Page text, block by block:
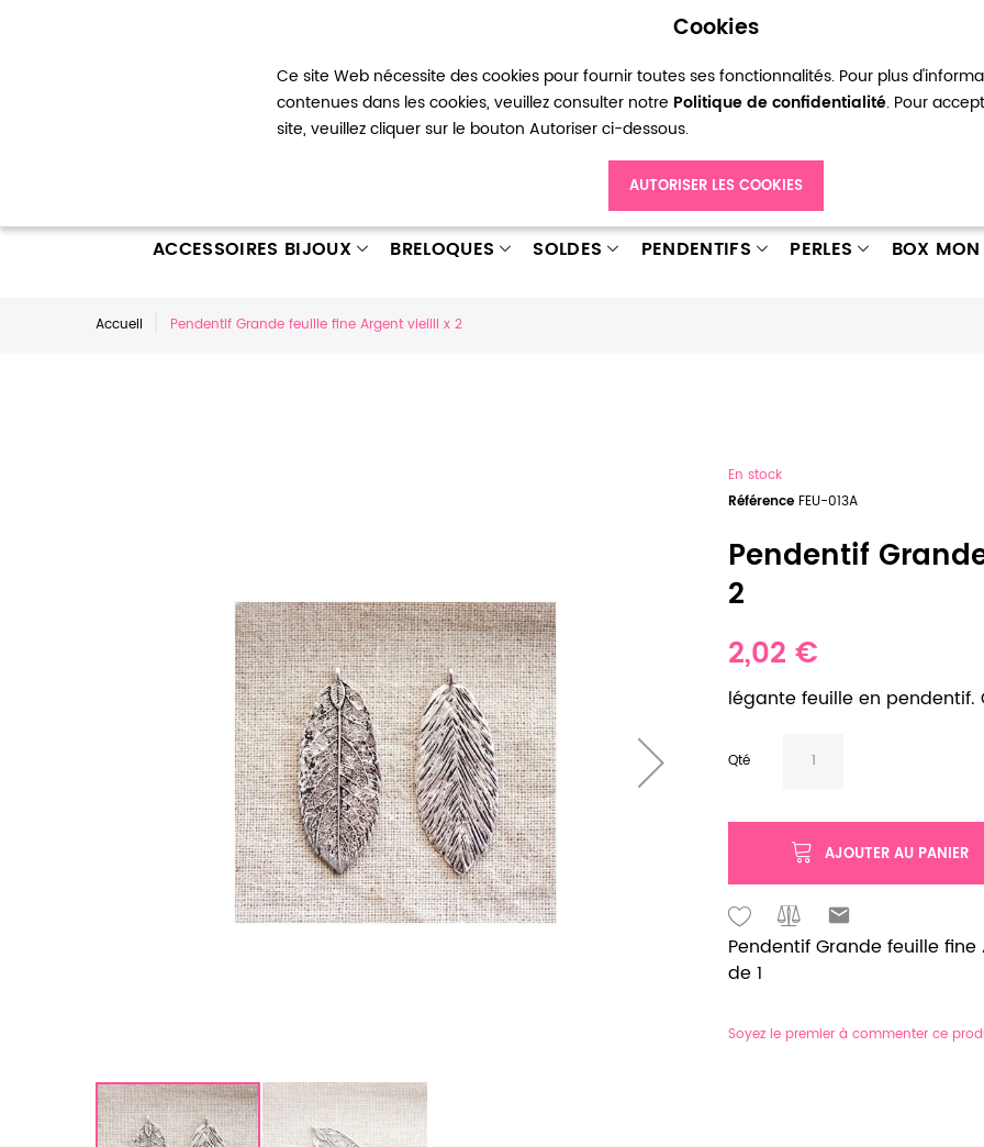
Cookies
Ce site Web nécessite des cookies pour fournir toutes ses fonctionnalités. Pour plus
contenues dans les cookies, veuillez consulter notre Politique de confidentialité. Pour
site, veuillez cliquer sur le bouton Autoriser ci-dessous.
AUTORISER LES COOKIES
Mon compte Ma liste d’envies Connexion
ACCESSOIRES BIJOUX BRELOQUES SOLDES PENDENTIFS PERLES BOX
Accueil Pendentif Grande feuille fine Argent vieilli x 2
En stock
Référence FEU-013A
Pendentif
2
2,02 €
légante feuille en pendentif.
Qté
AJOUTER AU PANIER
Pendentif Grande feuille
de 1
Soyez le premier à commenter ce